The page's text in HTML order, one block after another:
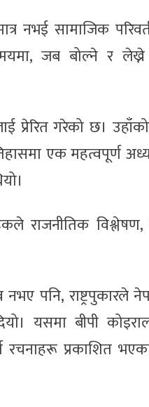
नभई सामाजिक
जब बोल्ने र लेख्ने
प्रेरित गरेको छ।
एक महत्वपूर्ण
राजनीतिक
पनि, राष्ट्रपुकारले
यसमा बीपी
रचनाहरू प्रकाशित